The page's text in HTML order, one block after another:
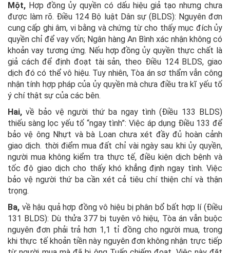
Một, Hợp đồng ủy quyền có dấu hiệu giả tạo nhưng chưa
được làm rõ. Điều 124 Bộ luật Dân sự (BLDS): Nguyên đơn
cung cấp ghi âm, vi bằng và chứng từ cho thấy mục đích ủy
quyền chỉ để vay vốn; Ngân hàng An Bình xác nhận không có
khoản vay tương ứng. Nếu hợp đồng ủy quyền thực chất là
giả cách để định đoạt tài sản, theo Điều 124 BLDS, giao
dịch đó có thể vô hiệu. Tuy nhiên, Tòa án sơ thẩm vẫn công
nhận tính hợp pháp của ủy quyền mà chưa điều tra kĩ yếu tố
ý chí thật sự của các bên.
Hai, về bảo vệ người thứ ba ngay tình (Điều 133 BLDS)
thiếu sàng lọc yếu tố “ngay tình”: Việc áp dụng Điều 133 để
bảo vệ ông Nhựt và bà Loan chưa xét đầy đủ hoàn cảnh
giao dịch. thời điểm mua đất chỉ vài ngày sau khi ủy quyền,
người mua không kiểm tra thực tế, điều kiện dịch bệnh và
tốc độ giao dịch cho thấy khó khẳng định ngay tình. Việc
bảo vệ người thứ ba cần xét cả tiêu chí thiện chí và thận
trọng.
Ba, về hậu quả hợp đồng vô hiệu bị phân bổ bất hợp lí (Điều
131 BLDS): Dù thửa 377 bị tuyên vô hiệu, Tòa án vẫn buộc
nguyên đơn phải trả hơn 1,1 tỉ đồng cho người mua, trong
khi thực tế khoản tiền này nguyên đơn không nhận trực tiếp